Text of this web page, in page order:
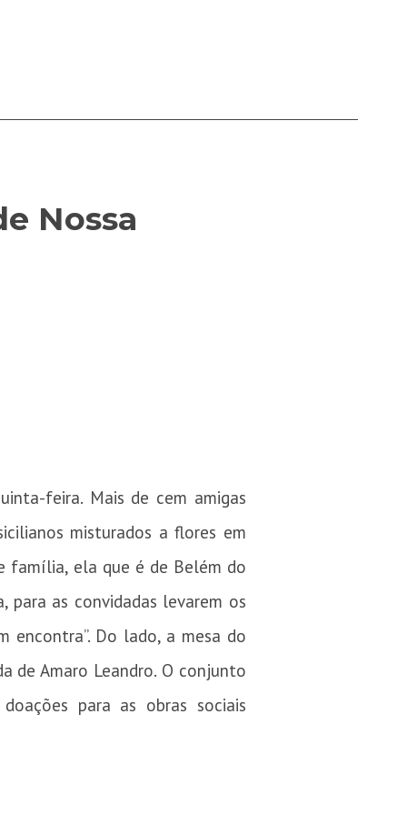
Nossa
feira. Mais de cem amigas
misturados a flores em
família, ela que é de Belém do
para as convidadas levarem os
encontra”. Do lado, a mesa do
de Amaro Leandro. O conjunto
para as obras sociais